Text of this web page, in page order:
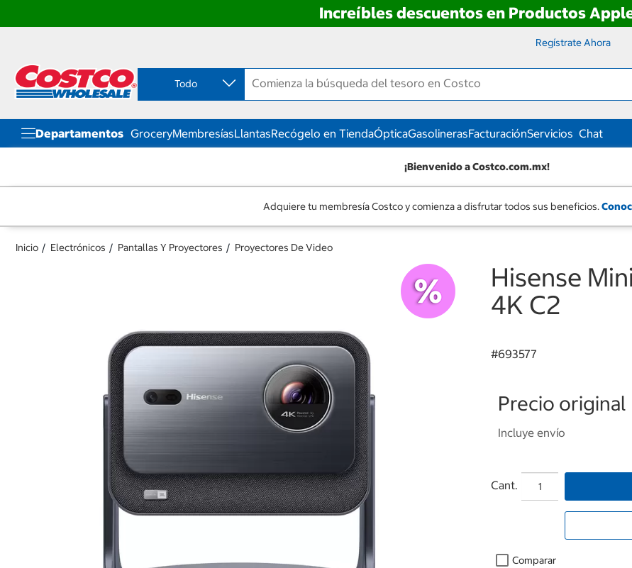
Increíbles descuentos en Productos
contenido
menú
navegación
Regístrate Ahora
Todo
Departamentos GroceryMembresíasLlantasRecógelo en TiendaÓpticaGasolinerasFacturaciónServicios Chat
¡Bienvenido a Costco.com.mx!
Adquiere tu membresía Costco y comienza a disfrutar todos sus beneficios.
Inicio Electrónicos Pantallas Y Proyectores Proyectores De Video
Hisense
4K C2
#693577
Precio original
Incluye envío
Cant.
Comparar